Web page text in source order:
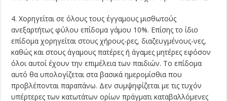
4. Χορηγείται σε όλους τους έγγαμους μισθωτούς
ανεξαρτήτως φύλου επίδομα γάμου 10%. Επίσης το ίδιο
επίδομα χορηγείται στους χήρους-ρες, διαζευγμένους-νες,
καθώς και στους άγαμους πατέρες ή άγαμες μητέρες εφόσον
όλοι αυτοί έχουν την επιμέλεια των παιδιών. Το επίδομα
αυτό θα υπολογίζεται στα βασικά ημερομίσθια που
προβλέπονται παραπάνω. Δεν συμψηφίζεται με τις τυχόν
υπέρτερες των κατωτάτων ορίων πράγματι καταβαλλόμενες